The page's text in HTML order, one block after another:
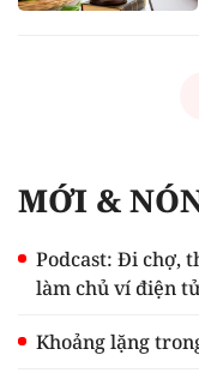
MỚI &
Podcast: Đi chợ,
làm chủ ví điện
Khoảng lặng